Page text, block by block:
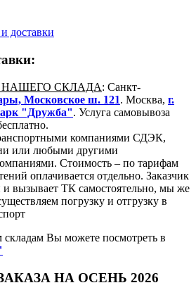
доставки
СКЛАДА: Санкт-
Московское ш. 121. Москва, г.
"Дружба". Услуга самовывоза
компаниями СДЭК,
или любыми другими
Стоимость – по тарифам
оплачивается отдельно. Заказчик
и вызывает ТК самостоятельно, мы же
погрузку и отгрузку в
Вы можете посмотреть в
НА ОСЕНЬ 2026